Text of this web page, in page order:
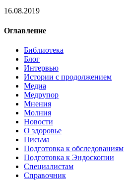
16.08.2019
Оглавление
Библиотека
Блог
Интервью
Истории с продолжением
Медиа
Медрупор
Мнения
Молния
Новости
О здоровье
Письма
Подготовка к обследованиям
Подготовка к Эндоскопии
Специалистам
Справочник